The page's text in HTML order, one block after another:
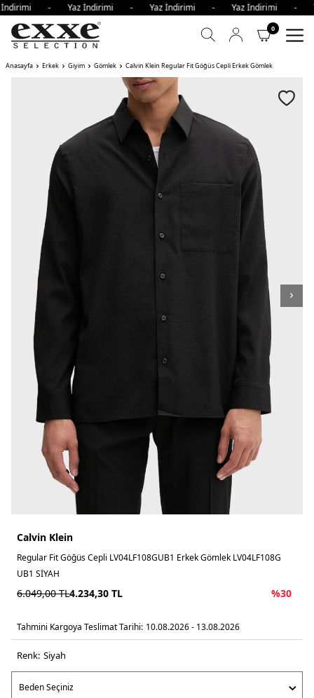
- Yaz İndirimi - Yaz İndirimi - Yaz
0
Anasayfa Erkek Giyim Gömlek Calvin Klein Regular Fit Göğüs Cepli Erkek Gömlek
Calvin Klein
Regular Fit Göğüs Cepli LV04LF108GUB1 Erkek Gömlek LV04LF108G
UB1 SİYAH
6.049,00TL4.234,30 TL %30
Tahmini Kargoya Teslimat Tarihi: 10.08.2026 - 13.08.2026
Renk: si̇yah